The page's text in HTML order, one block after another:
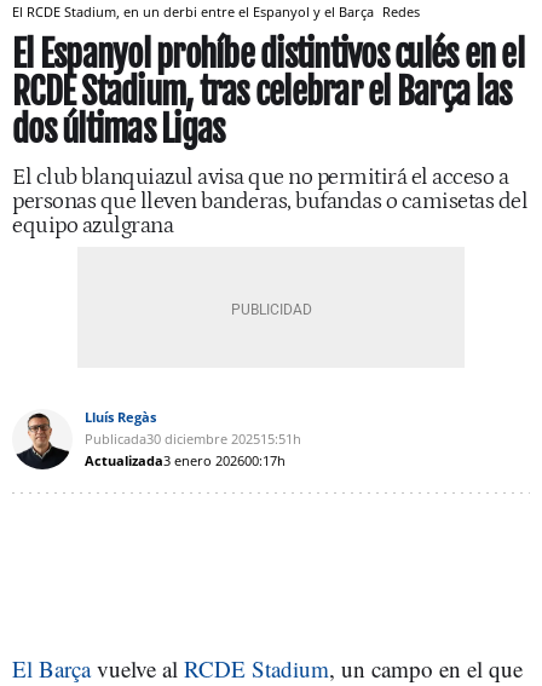
El RCDE Stadium, en un derbi entre el Espanyol y el Barça Redes
El Espanyol prohíbe distintivos culés en el
RCDE Stadium, tras celebrar el Barça las
dos últimas Ligas
El club blanquiazul avisa que no permitirá el acceso a
personas que lleven banderas, bufandas o camisetas del
equipo azulgrana
Lluís Regàs
Publicada30 diciembre 202515:51h
Actualizada3 enero 202600:17h
El Barçavuelve al RCDE Stadium, un campo en el que